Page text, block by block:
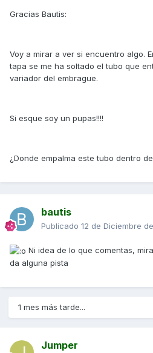
Gracias Bautis:
Voy a mirar a ver si encuentro algo.
tapa se me ha soltado el tubo que
variador del embrague.
Si esque soy un pupas!!!!
¿Donde empalma este tubo dentro
bautis
Publicado 12 de Diciembre
Ni idea de lo que comentas,
da alguna pista
1 mes más tarde...
Jumper